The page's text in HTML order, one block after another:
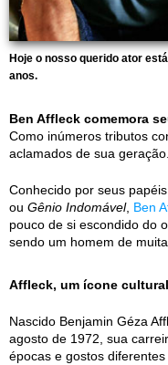
Hoje o nosso querido ator
anos.
Ben Affleck comemora
Como inúmeros tributos
aclamados de sua geração.
Conhecido por seus
ou Gênio Indomável, Ben
pouco de si escondido do
sendo um homem de
Affleck, um ícone cultural
Nascido Benjamin Géza
agosto de 1972, sua
épocas e gostos